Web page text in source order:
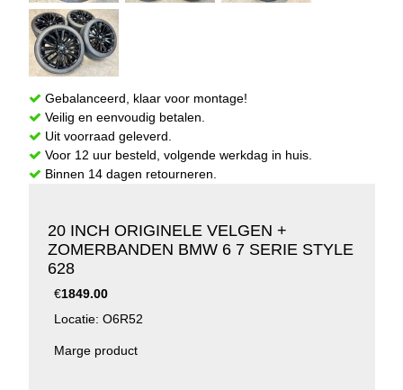
Gebalanceerd, klaar voor montage!
Veilig en eenvoudig betalen.
Uit voorraad geleverd.
Voor 12 uur besteld, volgende werkdag in huis.
Binnen 14 dagen retourneren.
20 INCH ORIGINELE VELGEN +
ZOMERBANDEN BMW 6 7 SERIE STYLE
628
€1849.00
Locatie: O6R52
Marge product